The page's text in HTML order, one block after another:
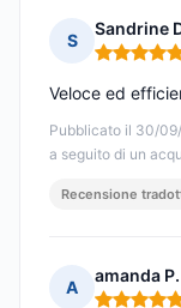
S
Sandrine
Nota: 5 su
Pubblicato il 30/
a seguito di un
Veloce ed
Recensione
A
amanda P.